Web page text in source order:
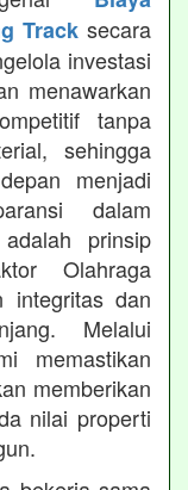
Track secara
investasi
menawarkan
tanpa
sehingga
menjadi
dalam
prinsip
Olahraga
integritas dan
Melalui
memastikan
memberikan
nilai properti